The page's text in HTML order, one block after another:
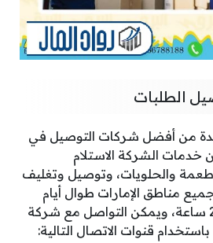
الطلبات
من أفضل شركات التوصيل في
خدمات الشركة الاستلام
والحلويات، وتوصيل وتغليف
جميع مناطق الإمارات طوال أيام
الأسبوع، وعلى مدار 24 ساعة، ويمكن التواصل مع شركة
قنوات الاتصال التالية: